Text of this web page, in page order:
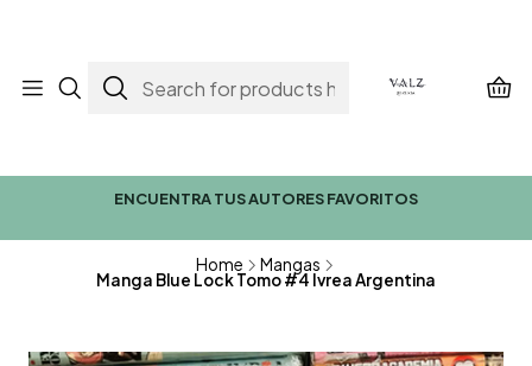
ENCUENTRA TUS AUTORES FAVORITOS
Home Mangas
Manga Blue Lock Tomo #4 Ivrea Argentina